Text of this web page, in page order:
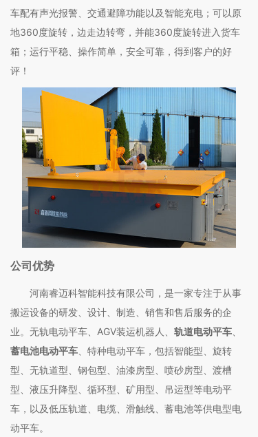
车配有声光报警、交通避障功能以及智能充电；可以原
地360度旋转，边走边转弯，并能360度旋转进入货车
箱；运行平稳、操作简单，安全可靠，得到客户的好
评！
公司优势
河南睿迈科智能科技有限公司，是一家专注于从事
搬运设备的研发、设计、制造、销售和售后服务的企
业。无轨电动平车、AGV装运机器人、 轨道电动平车
蓄电池电动平车 、特种电动平车，包括智能型、旋转
型、无轨道型、钢包型、油漆房型、喷砂房型、渡槽
型、液压升降型、循环型、矿用型、吊运型等电动平
车，以及低压轨道、电缆、滑触线、蓄电池等供电型电
动平车。